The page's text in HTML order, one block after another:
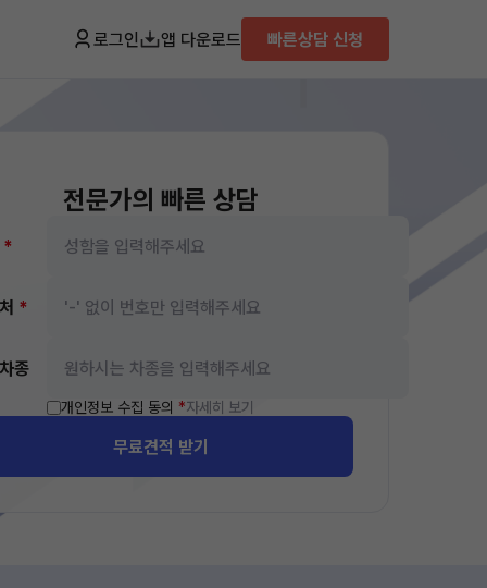
로그인 앱 다운로드 빠른상담 신청
전문가의 빠른 상담
*
*
종
개인정보 수집 동의 *자세히 보기
무료견적 받기